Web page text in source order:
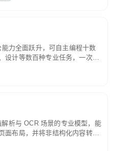
力全面跃升，可自主编程十数
设计等数百种专业任务，一次对
解贯穿规划、执行与验证全流
解析。长程任务中自主规划与
析与 OCR 场景的专业模型，能
面布局，并将非结构化内容转换
化结果。